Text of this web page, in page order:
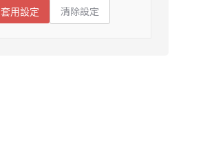
套用設定 清除設定